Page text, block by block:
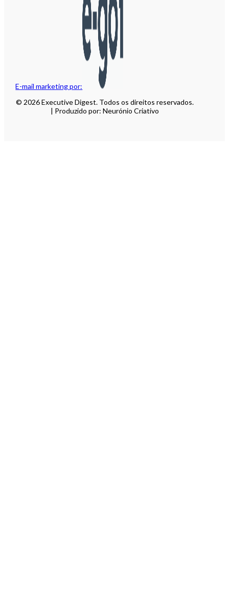
E-mail marketing por:
© 2026 Executive Digest. Todos os direitos reservados.
| Produzido por: Neurónio Criativo